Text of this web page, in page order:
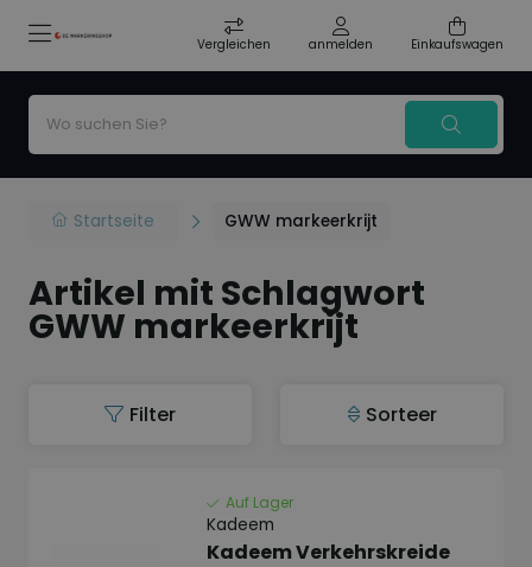
Vergleichen anmelden Einkaufswagen
Startseite GWW markeerkrijt
Artikel mit Schlagwort
GWW markeerkrijt
Filter Sorteer
Auf Lager
Kadeem
Kadeem Verkehrskreide